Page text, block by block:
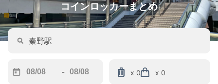
コインロッカーまとめ
-
x 0 x 0